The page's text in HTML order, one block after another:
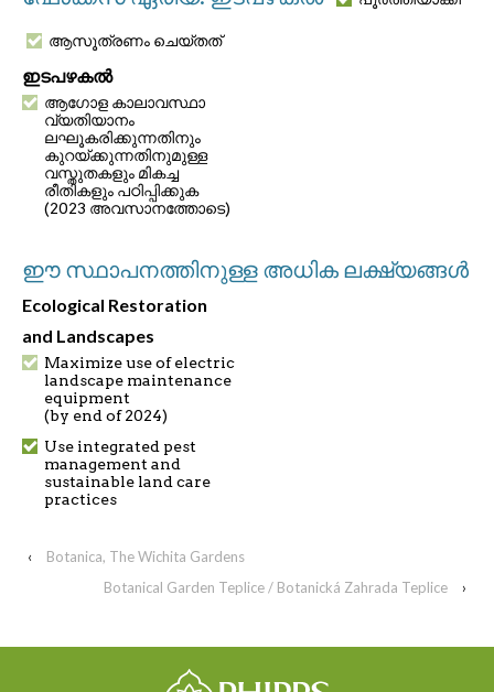
ആസൂത്രണം ചെയ്തത്
ഇടപഴകൽ
ആഗോള കാലാവസ്ഥാ
വ്യതിയാനം
ലഘൂകരിക്കുന്നതിനും
കുറയ്ക്കുന്നതിനുമുള്ള
വസ്തുതകളും മികച്ച
രീതികളും പഠിപ്പിക്കുക
(2023 അവസാനത്തോടെ)
ഈ സ്ഥാപനത്തിനുള്ള അധിക ലക്ഷ്യങ്ങൾ
Ecological Restoration
and Landscapes
Maximize use of electric
landscape maintenance
equipment
(by end of 2024)
Use integrated pest
management and
sustainable land care
practices
‹
Botanica, The Wichita Gardens
Botanical Garden Teplice / Botanická Zahrada Teplice
›